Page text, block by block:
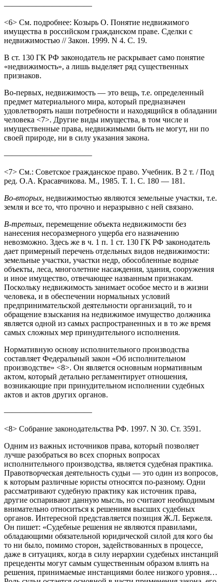
———————————
<6> См. подробнее: Козырь О. Понятие недвижимого
имущества в российском гражданском праве. Сделки с
недвижимостью // Закон. 1999. N 4. С. 19.
В ст. 130 ГК РФ законодатель не раскрывает само понятие
«недвижимость», а лишь выделяет ряд существенных
признаков.
Во-первых, недвижимость — это вещь, т.е. определенный
предмет материального мира, который предназначен
удовлетворять наши потребности и находящийся в обладании
человека <7>. Другие виды имущества, в том числе и
имущественные права, недвижимыми быть не могут, ни по
своей природе, ни в силу указания закона.
———————————
<7> См.: Советское гражданское право. Учебник. В 2 т. / Под
ред. О.А. Красавчикова. М., 1985. Т. 1. С. 180 — 181.
Во-вторых, недвижимостью являются земельные участки, т.е.
земля и все то, что прочно и неразрывно с ней связано.
В-третьих, перемещение объекта недвижимости без
нанесения несоразмерного ущерба его назначению
невозможно. Здесь же в ч. 1 п. 1 ст. 130 ГК РФ законодатель
дает примерный перечень отдельных видов недвижимости:
земельные участки, участки недр, обособленные водные
объекты, леса, многолетние насаждения, здания, сооружения
и иное имущество, отвечающее названным признакам.
Поскольку недвижимость занимает особое место и в жизни
человека, и в обеспечении нормальных условий
предпринимательской деятельности организаций, то и
обращение взыскания на недвижимое имущество должника
является одной из самых распространенных и в то же время
самых сложных мер принудительного исполнения.
Нормативную основу исполнительного производства
составляет Федеральный закон «Об исполнительном
производстве» <8>. Он является основным нормативным
актом, который детально регламентирует отношения,
возникающие при принудительном исполнении судебных
актов и актов других органов.
———————————
<8> Собрание законодательства РФ. 1997. N 30. Ст. 3591.
Одним из важных источников права, который позволяет
лучше разобраться во всех спорных вопросах
исполнительного производства, является судебная практика.
Правотворческая деятельность судьи — это один из вопросов,
к которым различные юристы относятся по-разному. Одни
рассматривают судебную практику как источник права,
другие оспаривают данную мысль, но считают необходимым
внимательно относиться к решениям высших судебных
органов. Интересной представляется позиция Ж.Л. Бержеля.
Он пишет: «Судебные решения не являются правилами,
обладающими обязательной юридической силой для кого бы
то ни было, помимо сторон, задействованных в процессе,
даже в ситуациях, когда в силу иерархии судебных инстанций
прецеденты могут самым существенным образом влиять на
решения, принимаемые инстанциями более низкого уровня…